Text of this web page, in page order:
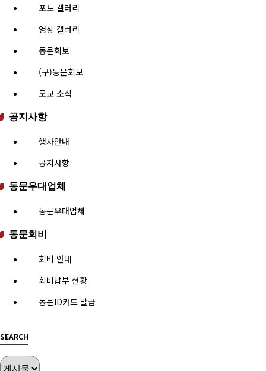
포토 갤러리
영상 갤러리
동문회보
(구)동문회보
모교 소식
공지사항
행사안내
공지사항
동문우대업체
동문우대업체
동문회비
회비 안내
회비납부 현황
동문ID카드 발급
SEARCH